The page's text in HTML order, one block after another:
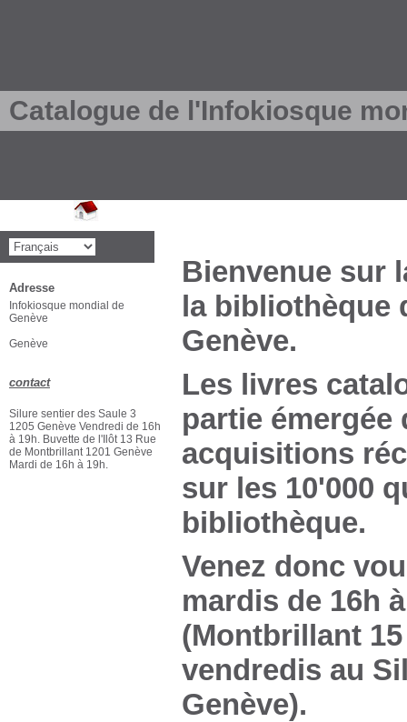
Catalogue de l'Infokiosque
Bienvenue sur
la bibliothèque
Genève.
Les livres
partie
acquisitions
sur les 10'000
bibliothèque.
Venez donc
mardis de 16h
(Montbrillant
vendredis au
Genève).
Adresse
Infokiosque mondial de
Genève
Genève
contact
Silure sentier des Saule 3
1205 Genève Vendredi de 16h
à 19h. Buvette de l'Ilôt 13 Rue
de Montbrillant 1201 Genève
Mardi de 16h à 19h.